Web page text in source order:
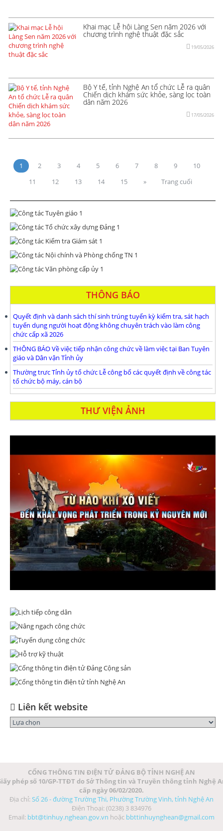
Khai mạc Lễ hội Làng Sen năm 2026 với
chương trình nghệ thuật đặc sắc
19/05/2026
Bộ Y tế, tỉnh Nghệ An tổ chức Lễ ra quân
Chiến dịch khám sức khỏe, sàng lọc toàn
dân năm 2026
17/05/2026
1 2 3 4 5 6 7 8 9
10
11
12 13 14 15 » Trang cuối
THÔNG BÁO
Quyết định và danh sách thí sinh trúng tuyển kỳ kiểm tra, sát hạch
tuyển dụng người hoạt động không chuyên trách vào làm công
chức cấp xã 2026
THÔNG BÁO Về việc tiếp nhận công chức về làm việc tại Ban Tuyên
giáo và Dân vận Tỉnh ủy
Thường trưc Tỉnh ủy tổ chức Lễ công bố các quyết định về công tác
tổ chức bộ máy, cán bộ
THƯ VIỆN ẢNH
Liên kết website
CỔNG THÔNG TIN ĐIỆN TỬ ĐẢNG BỘ TỈNH NGHỆ AN
phép số 10/GP-TTĐT do Sở Thông tin và Truyền thông tỉnh Nghệ
cấp ngày 06/02/2020.
Địa chỉ: Số 26 - đường Trường Thi, Phường Trường Vinh, tỉnh Nghệ An
Điện Thoại: (0238) 3 834976
Email: bbt@tinhuy.nghean.gov.vn hoặc bbttinhuynghean@gmail.com